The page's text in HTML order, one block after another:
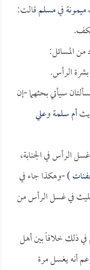
ميمونةفيمسلمقالت:
من المسائل:
الرأس.
سيأتي بحثهما -إن
أم سلمةوعلي
الرأس في الجنابة،
) -وهكذا جاء في
في غسل الرأس من
في ذلك خلافاً بين أهل
أنه يغسل مرة